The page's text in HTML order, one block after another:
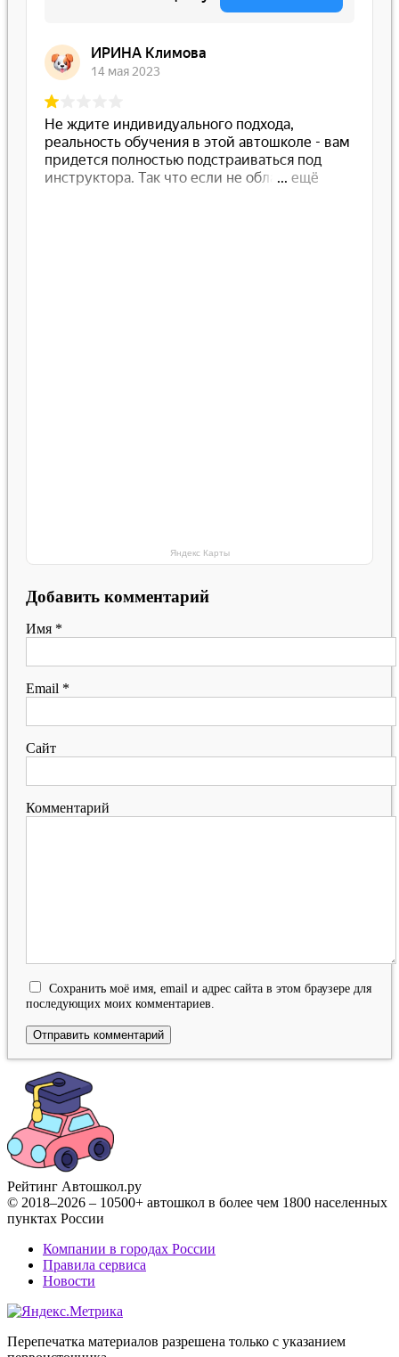
Яндекс Карты
Добавить комментарий
Имя *
Email *
Сайт
Комментарий
Сохранить моё имя, email и адрес сайта в этом браузере для
последующих моих комментариев.
Рейтинг Автошкол.ру
© 2018–2026 – 10500+ автошкол в более чем 1800 населенных
пунктах России
Компании в городах России
Правила сервиса
Новости
Перепечатка материалов разрешена только с указанием